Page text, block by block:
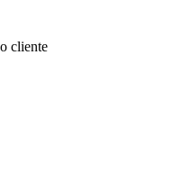
cliente